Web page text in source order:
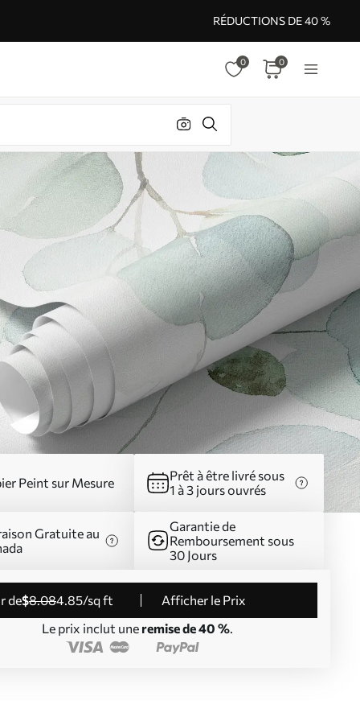
RÉDUCTIONS DE 40 %
0 0
Peint sur Mesure
Prêt à être livré sous
1 à 3 jours ouvrés
Gratuite au
Garantie de
Remboursement sous
30 Jours
de$8.084.85/sq ft
Afficher le Prix
Le prix inclut une remise de 40 %.